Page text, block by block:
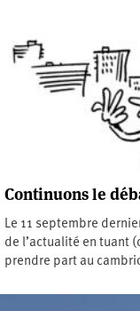
Continuons le
Le 11 septembre
de l’actualité en tuant
prendre part au